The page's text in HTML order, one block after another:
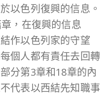
以色列復興的信息。
，在復興的信息
作以色列家的守望
個人都有責任去回轉
分第3章和18章的內
代表以西結先知職事